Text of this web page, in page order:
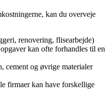
kan du overveje
renovering, flisearbejde)
kan ofte forhandles til en
cement og øvrige materialer
firmaer kan have forskellige